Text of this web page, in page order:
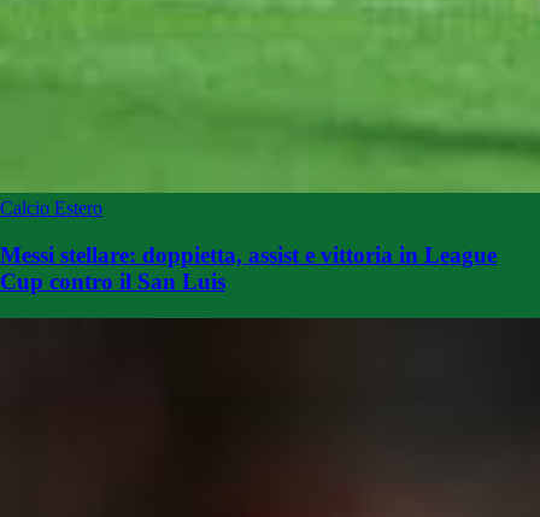
Calcio Estero
Messi stellare: doppietta, assist e vittoria in League
Cup contro il San Luis